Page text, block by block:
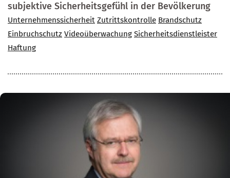
subjektive Sicherheitsgefühl in der Bevölkerung
Unternehmenssicherheit Zutrittskontrolle Brandschutz
Einbruchschutz Videoüberwachung Sicherheitsdienstleister
Haftung